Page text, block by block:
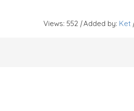
Views: 552 |Added by: Ket